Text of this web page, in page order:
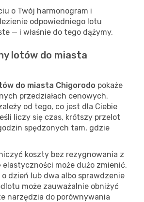
o Twój harmonogram i
odpowiedniego lotu
— i właśnie do tego dążymy.
lotów do miasta
do miasta Chigorodo pokaże
przedziałach cenowych.
od tego, co jest dla Ciebie
liczy się czas, krótszy przelot
spędzonych tam, gdzie
koszty bez rezygnowania z
może dużo zmienić.
dzień lub dwa albo sprawdzenie
może zauważalnie obniżyć
narzędzia do porównywania